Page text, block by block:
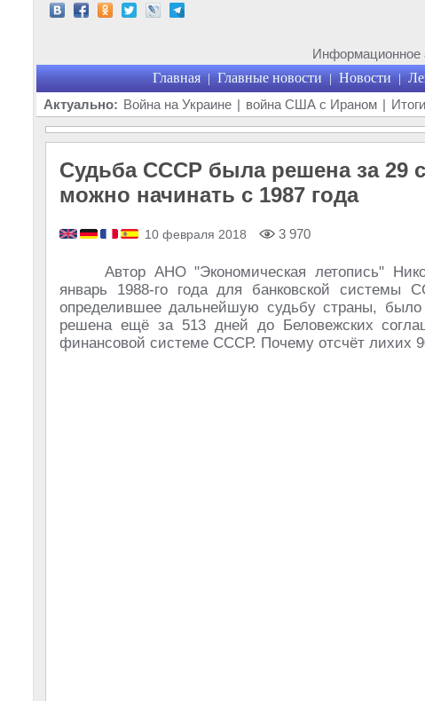
Информационное
Главная | Главные новости | Новости |
Актуально: Война на Украине | война США с Ираном |
Судьба СССР была решена за 29
можно начинать с 1987 года
10 февраля 2018 3 970
Автор АНО "Экономическая летопись"
январь 1988-го года для банковской системы
определившее дальнейшую судьбу страны,
решена ещё за 513 дней до Беловежских
финансовой системе СССР. Почему отсчёт лихих